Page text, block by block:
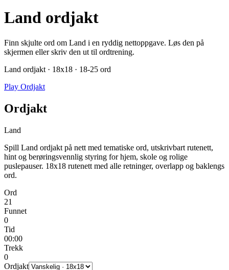
Land ordjakt
Finn skjulte ord om Land i en ryddig nettoppgave. Løs den på
skjermen eller skriv den ut til ordtrening.
Land ordjakt · 18x18 · 18-25 ord
Play Ordjakt
Ordjakt
Land
Spill Land ordjakt på nett med tematiske ord, utskrivbart rutenett,
hint og berøringsvennlig styring for hjem, skole og rolige
puslepauser. 18x18 rutenett med alle retninger, overlapp og baklengs
ord.
Ord
21
Funnet
0
Tid
00:00
Trekk
0
Ordjakt